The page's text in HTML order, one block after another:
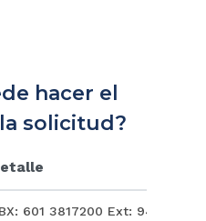
hacer el
solicitud?
601 3817200 Ext: 9408,